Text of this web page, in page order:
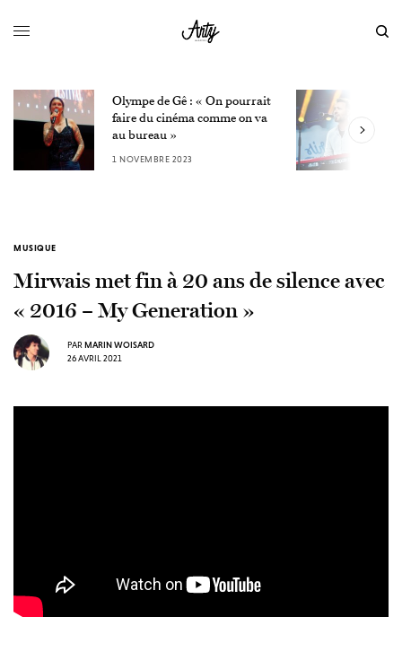
Olympe de Gê : « On pourrait
faire du cinéma comme on va
au bureau »
1 NOVEMBRE 2023
MUSIQUE
Mirwais met fin à 20 ans de silence avec
« 2016 – My Generation »
PAR MARIN WOISARD
26 AVRIL 2021